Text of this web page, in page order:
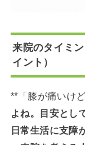
来院のタイミ
イント）
**「膝が痛いけ
よね。目安とし
日常生活に支障